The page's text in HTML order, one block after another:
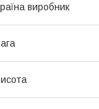
виробник